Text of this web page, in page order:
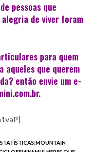
pessoas que
de viver foram
para quem
aqueles que querem
então envie um e-